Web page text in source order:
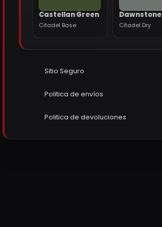
Castellan Green
Citadel Base
Dawnstone
Citadel Dry
Sitio Seguro
Politica de envíos
Politica de devoluciones